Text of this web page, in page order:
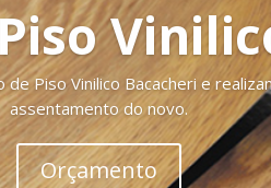
Piso Vinilico Bacacheri e
assentamento do novo.
Orçamento